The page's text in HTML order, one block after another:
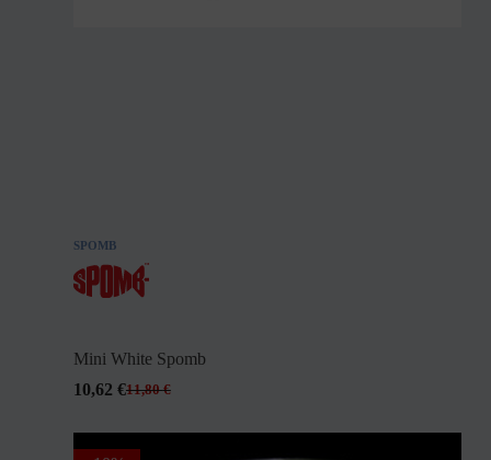
SPOMB
Mini White Spomb
11,80€
10,62 €